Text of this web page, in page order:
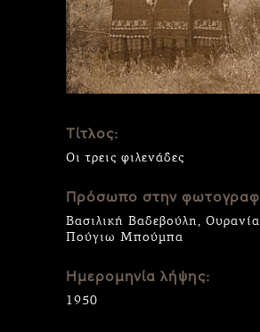
Τίτλος:
Οι τρεις φιλενάδες
Πρόσωπο στην
Βασιλική Βαδεβούλη,
Πούγιω Μπούμπα
Ημερομηνία λήψης:
1950